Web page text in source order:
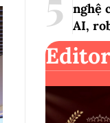
nghệ
AI,